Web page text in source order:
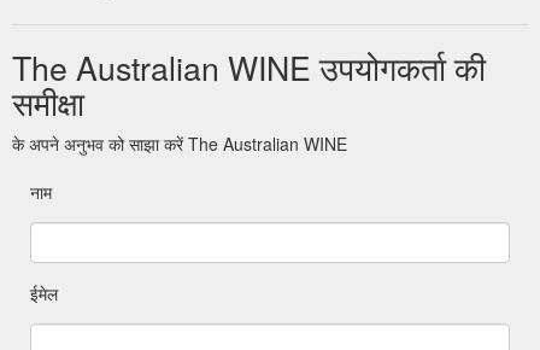
The Australian WINE उपयोगकर्ता की
समीक्षा
के अपने अनुभव को साझा करें The Australian WINE
नाम
ईमेल